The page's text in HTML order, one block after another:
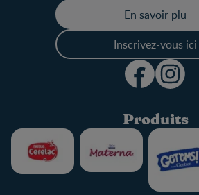
En savoir plu
Inscrivez-vous ici
Produits